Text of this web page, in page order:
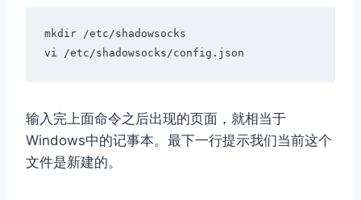
mkdir /etc/shadowsocks
vi /etc/shadowsocks/config . json
输入完上面命令之后出现的页面，就相当于
Windows中的记事本。最下一行提示我们当前这个
文件是新建的。